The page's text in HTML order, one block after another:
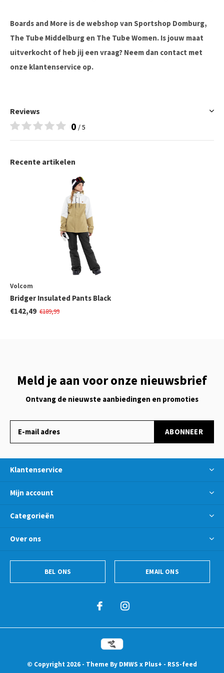
Boards and More is de webshop van Sportshop Domburg,
The Tube Middelburg en The Tube Women. Is jouw maat
uitverkocht of heb jij een vraag? Neem dan contact met
onze klantenservice op.
Reviews
0 / 5
Recente artikelen
Volcom
Bridger Insulated Pants Black
€142,49 €189,99
Meld je aan voor onze nieuwsbrief
Ontvang de nieuwste aanbiedingen en promoties
ABONNEER
Klantenservice
Mijn account
Categorieën
Over ons
BEL ONS EMAIL ONS
© Copyright 2026 - Theme By DMWS x Plus+ - RSS-feed